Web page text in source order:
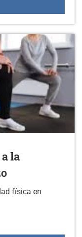
de
la
física en